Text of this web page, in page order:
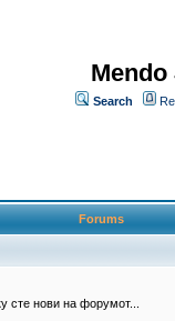
Search
Forums
сте нови на форумот...